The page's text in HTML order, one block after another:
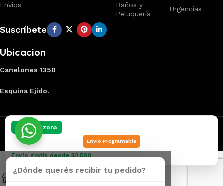
Elegí tu zona
Envio Programable
Envío gratis desde $2.500
Envios
Baños y
Peluquería
Urgencias
Suscríbete
Ubicacion
Canelones 1350
Esquina Ejido.
Creado por
¿Dónde querés recibir tu pedido?